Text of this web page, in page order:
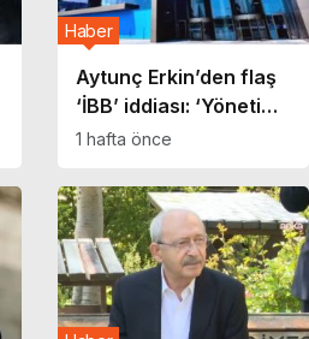
Aytunç Erkin’den flaş
‘İBB’ iddiası: ‘Yönetim
el değiştirebilir’
Haber
1 hafta önce